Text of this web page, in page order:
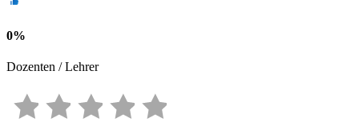
0%
Dozenten / Lehrer